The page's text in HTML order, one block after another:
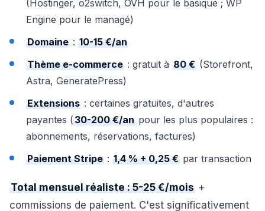
(Hostinger, o2switch, OVH pour le basique ; WP
Engine pour le managé)
Domaine : 10-15 €/an
Thème e-commerce : gratuit à 80 € (Storefront,
Astra, GeneratePress)
Extensions : certaines gratuites, d'autres
payantes (30-200 €/an pour les plus populaires :
abonnements, réservations, factures)
Paiement Stripe : 1,4 % + 0,25 € par transaction
Total mensuel réaliste : 5-25 €/mois +
commissions de paiement. C'est significativement